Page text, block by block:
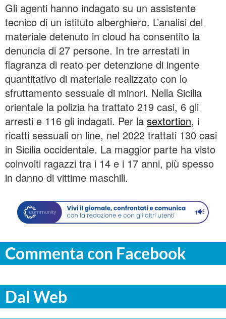
Gli agenti hanno indagato su un assistente
tecnico di un istituto alberghiero. L’analisi del
materiale detenuto in cloud ha consentito la
denuncia di 27 persone. In tre arrestati in
flagranza di reato per detenzione di ingente
quantitativo di materiale realizzato con lo
sfruttamento sessuale di minori. Nella Sicilia
orientale la polizia ha trattato 219 casi, 6 gli
arresti e 116 gli indagati. Per la sextortion, i
ricatti sessuali on line, nel 2022 trattati 130 casi
in Sicilia occidentale. La maggior parte ha visto
coinvolti ragazzi tra i 14 e i 17 anni, più spesso
in danno di vittime maschili.
Commenta con Facebook
Dal Web